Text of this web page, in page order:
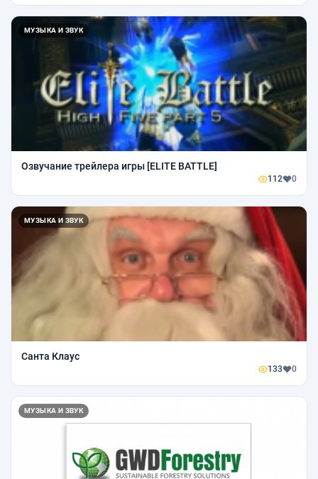
МУЗЫКА И ЗВУК
Озвучание трейлера игры [ELITE BATTLE]
112 0
МУЗЫКА И ЗВУК
Санта Клаус
133 0
МУЗЫКА И ЗВУК